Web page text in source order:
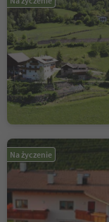
Na życzenie